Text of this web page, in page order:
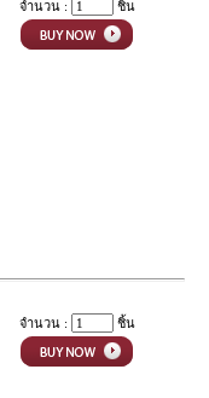
จำนวน : ชิ้น
จำนวน : ชิ้น